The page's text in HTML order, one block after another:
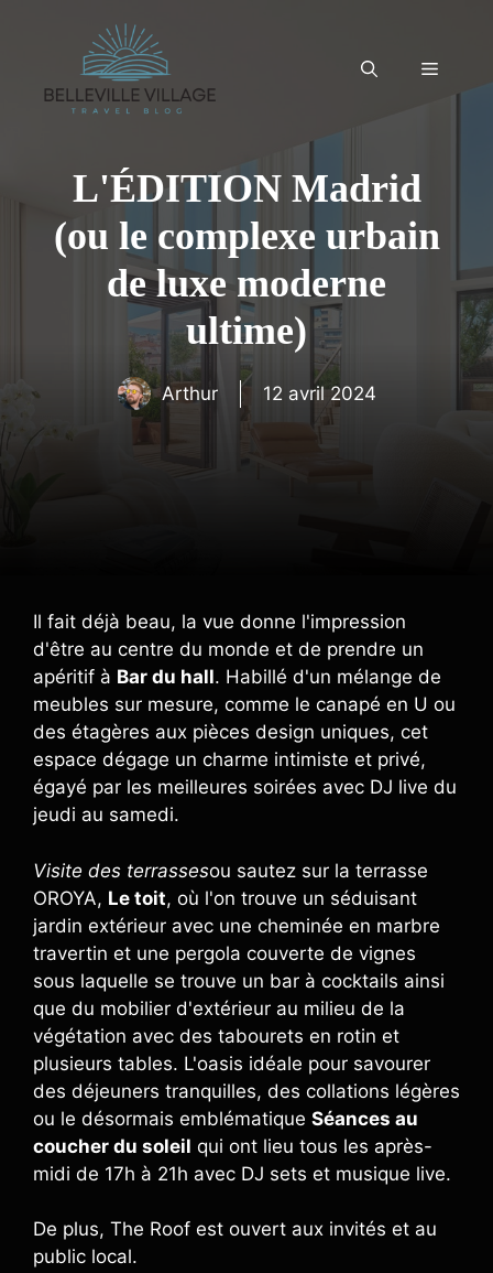
Menu
L'ÉDITION Madrid
(ou le complexe urbain
de luxe moderne
ultime)
Arthur 12 avril 2024
Il fait déjà beau, la vue donne l'impression
d'être au centre du monde et de prendre un
apéritif à Bar du hall. Habillé d'un mélange de
meubles sur mesure, comme le canapé en U ou
des étagères aux pièces design uniques, cet
espace dégage un charme intimiste et privé,
égayé par les meilleures soirées avec DJ live du
jeudi au samedi.
Visite des terrassesou sautez sur la terrasse
OROYA, Le toit, où l'on trouve un séduisant
jardin extérieur avec une cheminée en marbre
travertin et une pergola couverte de vignes
sous laquelle se trouve un bar à cocktails ainsi
que du mobilier d'extérieur au milieu de la
végétation avec des tabourets en rotin et
plusieurs tables. L'oasis idéale pour savourer
des déjeuners tranquilles, des collations légères
ou le désormais emblématique Séances au
coucher du soleil qui ont lieu tous les après-
midi de 17h à 21h avec DJ sets et musique live.
De plus, The Roof est ouvert aux invités et au
public local.